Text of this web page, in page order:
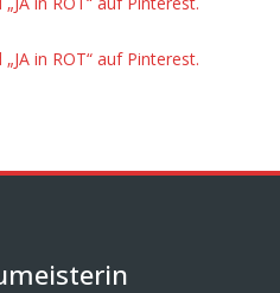
in ROT“ auf Pinterest.